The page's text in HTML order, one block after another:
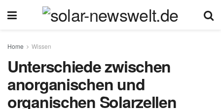
Home Wissen
Unterschiede zwischen
anorganischen und
organischen Solarzellen